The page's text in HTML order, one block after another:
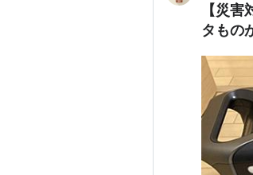
【災
タもの